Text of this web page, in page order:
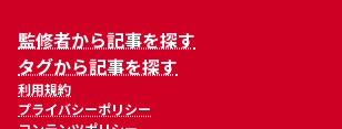
監修者から記事を探す
タグから記事を探す
利用規約
プライバシーポリシー